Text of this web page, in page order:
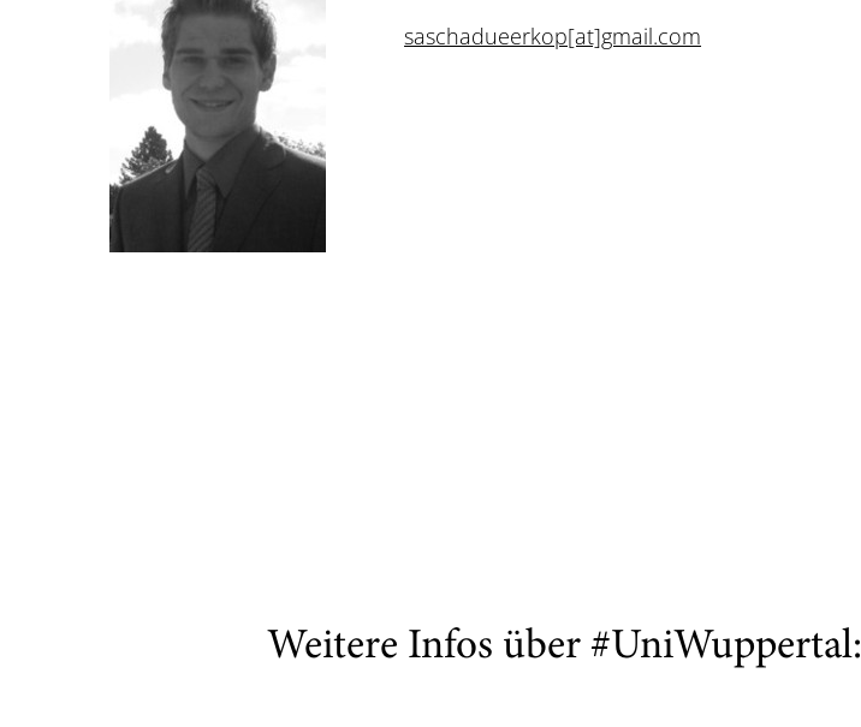
saschadueerkop[at]gmail.com
Weitere Infos über #UniWuppertal: